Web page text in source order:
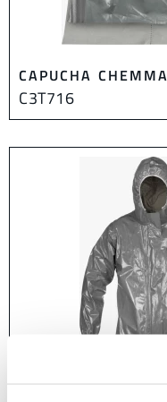
CAPUCHA
C3T716